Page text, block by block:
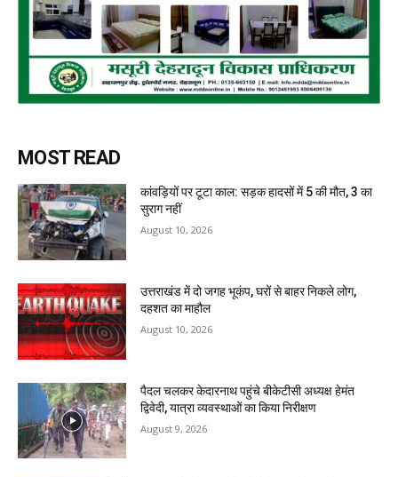
MOST READ
कांवड़ियों पर टूटा काल: सड़क हादसों में 5 की मौत, 3 का
सुराग नहीं
August 10, 2026
उत्तराखंड में दो जगह भूकंप, घरों से बाहर निकले लोग,
दहशत का माहौल
August 10, 2026
पैदल चलकर केदारनाथ पहुंचे बीकेटीसी अध्यक्ष हेमंत
द्विवेदी, यात्रा व्यवस्थाओं का किया निरीक्षण
August 9, 2026